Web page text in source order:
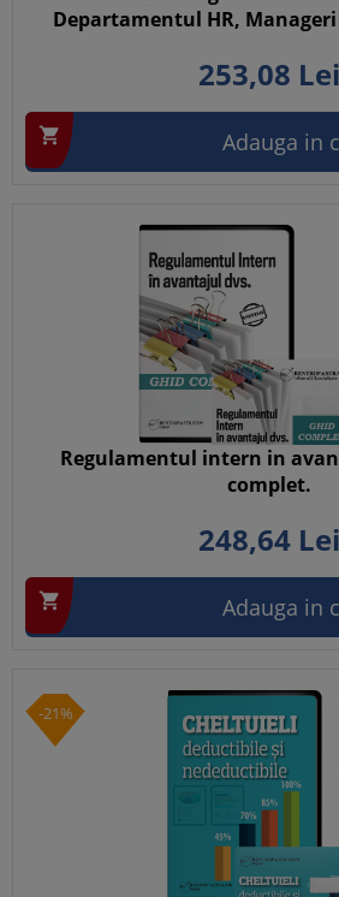
Departamentul HR,
253,08 Lei
 Adauga in
Regulamentul intern in
complet.
248,64 Lei
 Adauga in
-21%